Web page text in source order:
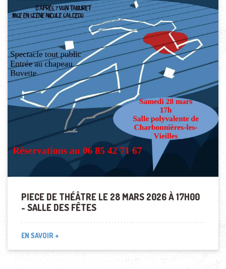
PIECE DE THÉÂTRE LE 28 MARS 2026 À 17H00
- SALLE DES FÊTES
EN SAVOIR +